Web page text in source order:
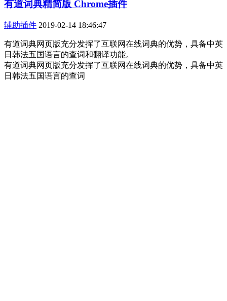
有道词典精简版 Chrome插件
辅助插件 2019-02-14 18:46:47
有道词典网页版充分发挥了互联网在线词典的优势，具备中英
日韩法五国语言的查词和翻译功能。
有道词典网页版充分发挥了互联网在线词典的优势，具备中英
日韩法五国语言的查词